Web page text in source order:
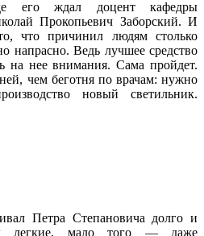
его ждал доцент кафедры
Прокопьевич Заборский. И
что причинил людям столько
напрасно. Ведь лучшее средство
на нее внимания. Сама пройдет.
чем беготня по врачам: нужно
новый светильник.
Петра Степановича долго и
легкие, мало того — даже